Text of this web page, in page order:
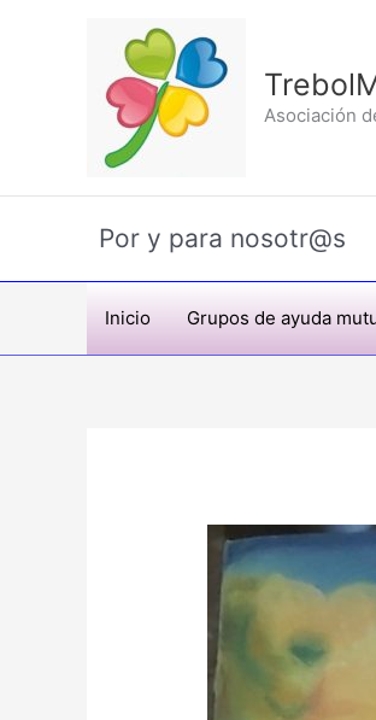
Asociación
Por y para nosotr@s
Inicio Grupos de ayuda